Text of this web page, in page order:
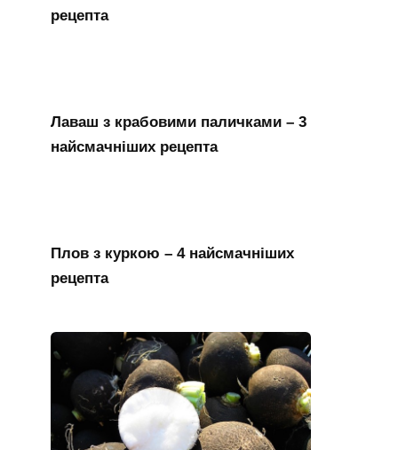
рецепта
Лаваш з крабовими паличками – 3
найсмачніших рецепта
Плов з куркою – 4 найсмачніших
рецепта